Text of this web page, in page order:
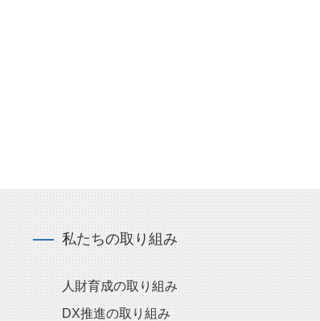
私たちの取り組み
人財育成の取り組み
DX推進の取り組み